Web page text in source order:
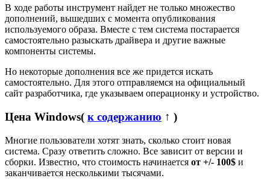
В ходе работы инструмент найдет не только множество
дополнений, вышедших с момента опубликования
используемого образа. Вместе с тем система постарается
самостоятельно разыскать драйвера и другие важные
компоненты системы.
Но некоторые дополнения все же придется искать
самостоятельно. Для этого отправляемся на официальный
сайт разработчика, где указываем операционку и устройство.
Цена Windows( к содержанию ↑ )
Многие пользователи хотят знать, сколько стоит новая
система. Сразу ответить сложно. Все зависит от версии и
сборки. Известно, что стоимость начинается от +/- 100$ и
заканчивается несколькими тысячами.